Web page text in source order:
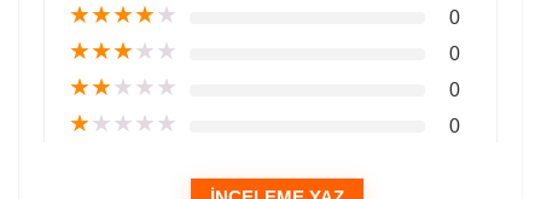
★★★★★ 0
★★★★★ 0
★★★★★ 0
★★★★★ 0